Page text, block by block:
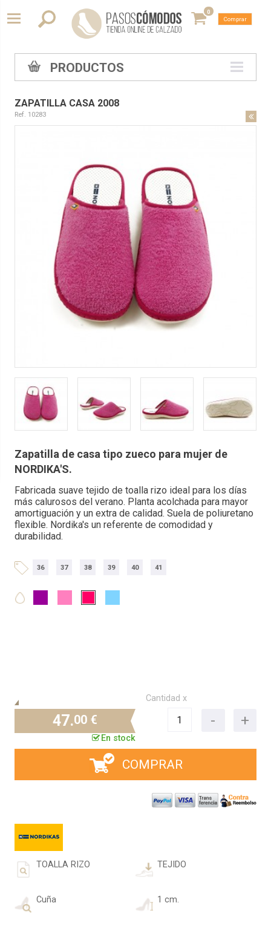
0
Comprar
PRODUCTOS
ZAPATILLA CASA 2008
Ref. 10283
Zapatilla de casa tipo zueco para mujer de
NORDIKA'S.
Fabricada suave tejido de toalla rizo ideal para los días
más calurosos del verano. Planta acolchada para mayor
amortiguación y un extra de calidad. Suela de poliuretano
flexible. Nordika's un referente de comodidad y
durabilidad.
36 37 38 39 40 41
47.00 €
En stock
Cantidad x
COMPRAR
TOALLA RIZO TEJIDO
Cuña 1 cm.